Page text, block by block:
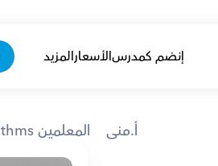
إنضم كمدرسالأسعارالمزيد
Algorithms المعلمين أ.منى